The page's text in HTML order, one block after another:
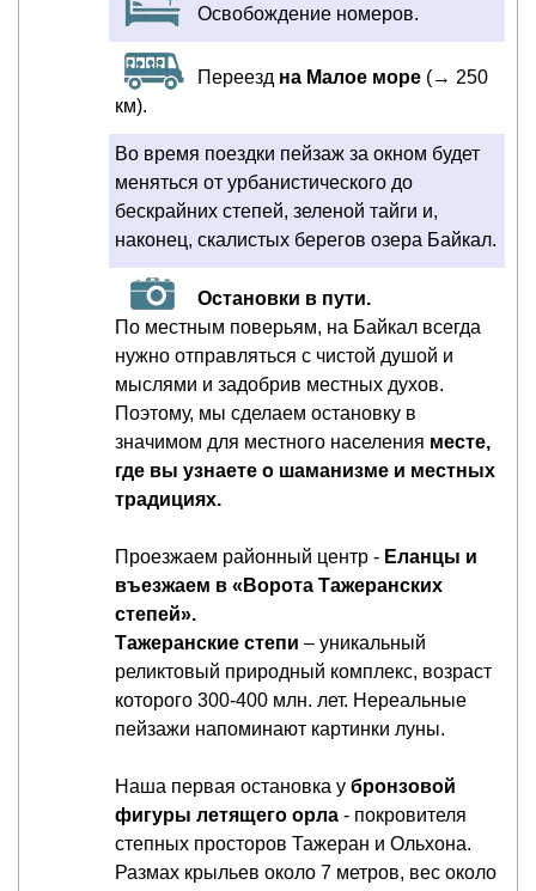
Освобождение номеров.
Переезд на Малое море (→ 250
км).
Во время поездки пейзаж за окном будет
меняться от урбанистического до
бескрайних степей, зеленой тайги и,
наконец, скалистых берегов озера Байкал.
Остановки в пути.
По местным поверьям, на Байкал всегда
нужно отправляться с чистой душой и
мыслями и задобрив местных духов.
Поэтому, мы сделаем остановку в
значимом для местного населения месте,
где вы узнаете о шаманизме и местных
традициях.
Проезжаем районный центр - Еланцы и
въезжаем в «Ворота Тажеранских
степей».
Тажеранские степи – уникальный
реликтовый природный комплекс, возраст
которого 300-400 млн. лет. Нереальные
пейзажи напоминают картинки луны.
Наша первая остановка у бронзовой
фигуры летящего орла - покровителя
степных просторов Тажеран и Ольхона.
Размах крыльев около 7 метров, вес около